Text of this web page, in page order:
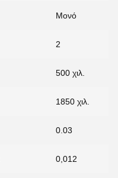
Μονό
2
500 χιλ.
1850 χιλ.
0.03
0,012